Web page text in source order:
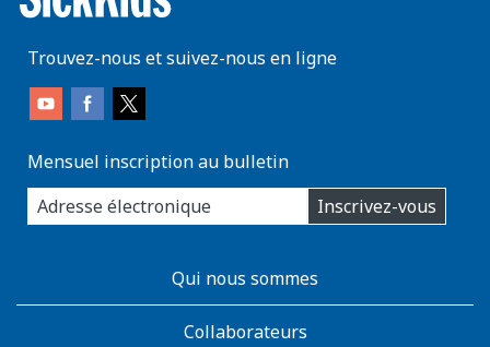
Trouvez-nous et suivez-nous en ligne
Mensuel inscription au bulletin
enter
you
email
Inscrivez-vous
AboutKidsHealthQui nous sommes
Collaborateurs